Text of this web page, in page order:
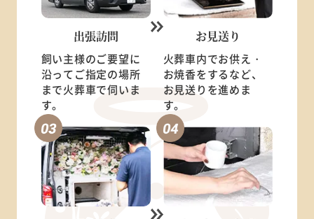
出張訪問
飼い主様のご要望に
沿ってご指定の場所
まで火葬車で伺いま
す。
お見送り
火葬車内でお供え・
お焼香をするなど、
お見送りを進めま
す。